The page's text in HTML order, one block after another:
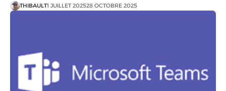
THIBAULT1 JUILLET 202528 OCTOBRE 2025